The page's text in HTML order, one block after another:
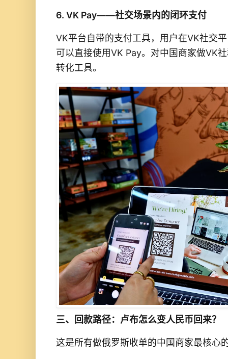
6. VK Pay——社交场景内的闭环支付
VK平台自带的支付工具，用户在VK社交
可以直接使用VK Pay。对中国商家做VK
转化工具。
三、回款路径：卢布怎么变人民币回来？
这是所有做俄罗斯收单的中国商家最核心